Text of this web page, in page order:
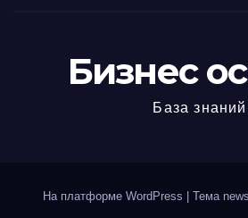
Бизнес
База знаний
На платформе WordPress Тема